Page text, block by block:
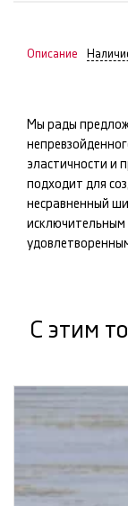
Описание
Мы рады
эластичности и
подходит для
несравненный
исключительным
С этим